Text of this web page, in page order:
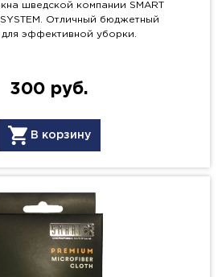
шведской компании SMART
SYSTEM. Отличный бюджетный
для эффективной уборки.
300 руб.
В корзину